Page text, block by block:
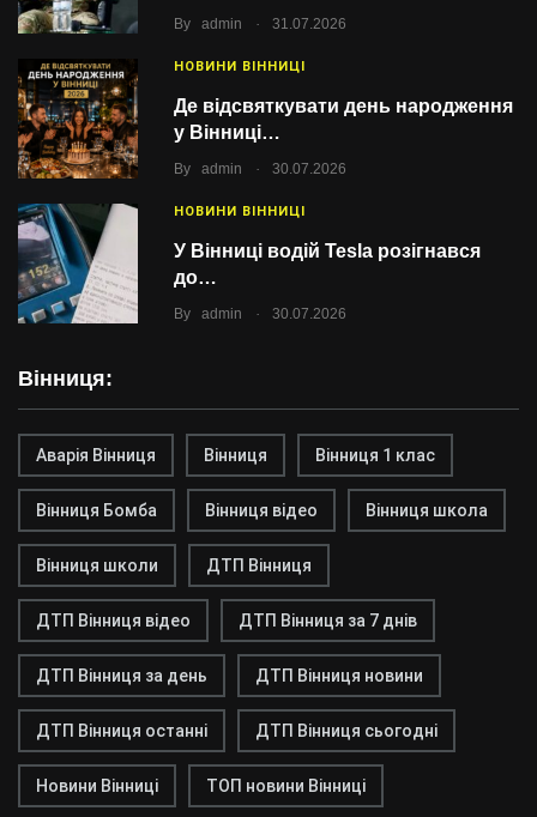
By admin . 31.07.2026
НОВИНИ ВІННИЦІ
Де відсвяткувати день народження
у Вінниці…
By admin . 30.07.2026
НОВИНИ ВІННИЦІ
У Вінниці водій Tesla розігнався
до…
By admin . 30.07.2026
Вінниця:
Аварія Вінниця Вінниця Вінниця 1 клас
Вінниця Бомба Вінниця відео Вінниця школа
Вінниця школи ДТП Вінниця
ДТП Вінниця відео ДТП Вінниця за 7 днів
ДТП Вінниця за день ДТП Вінниця новини
ДТП Вінниця останні ДТП Вінниця сьогодні
Новини Вінниці ТОП новини Вінниці